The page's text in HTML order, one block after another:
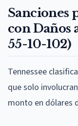
Sanciones
con Daños
55-10-102)
Tennessee
que solo
monto en dólares